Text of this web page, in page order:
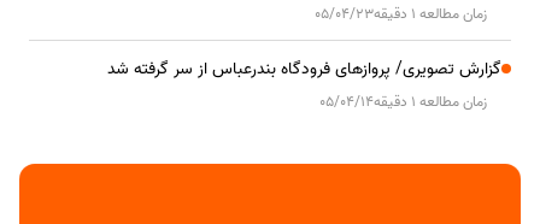
زمان مطالعه 1 دقیقه 05/04/23
گزارش تصویری/ پروازهای فرودگاه بندرعباس از سر گرفته شد
زمان مطالعه 1 دقیقه 05/04/14